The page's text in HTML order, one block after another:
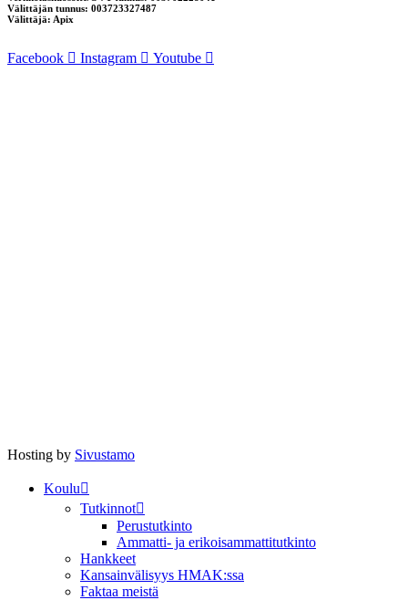
Välittäjän tunnus: 003723327487
Välittäjä: Apix
Facebook Instagram Youtube
Hosting by Sivustamo
Koulu
Tutkinnot
Perustutkinto
Ammatti- ja erikoisammattitutkinto
Hankkeet
Kansainvälisyys HMAK:ssa
Faktaa meistä